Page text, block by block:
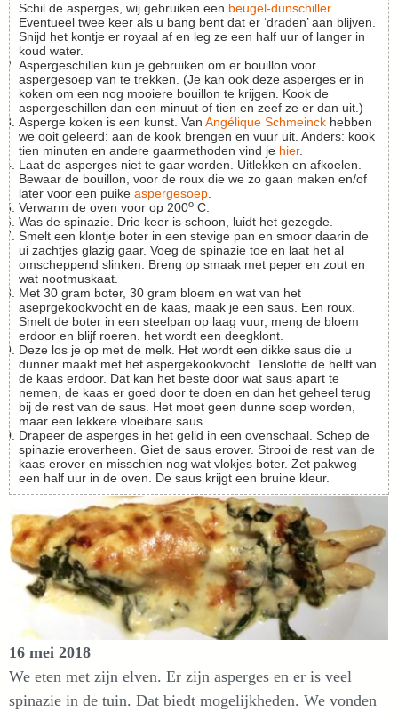
Schil de asperges, wij gebruiken een beugel-dunschiller.
Eventueel twee keer als u bang bent dat er ‘draden’ aan blijven.
Snijd het kontje er royaal af en leg ze een half uur of langer in
koud water.
Aspergeschillen kun je gebruiken om er bouillon voor
aspergesoep van te trekken. (Je kan ook deze asperges er in
koken om een nog mooiere bouillon te krijgen. Kook de
aspergeschillen dan een minuut of tien en zeef ze er dan uit.)
Asperge koken is een kunst. Van Angélique Schmeinck hebben
we ooit geleerd: aan de kook brengen en vuur uit. Anders: kook
tien minuten en andere gaarmethoden vind je hier.
Laat de asperges niet te gaar worden. Uitlekken en afkoelen.
Bewaar de bouillon, voor de roux die we zo gaan maken en/of
later voor een puike aspergesoep.
Verwarm de oven voor op 200o C.
Was de spinazie. Drie keer is schoon, luidt het gezegde.
Smelt een klontje boter in een stevige pan en smoor daarin de
ui zachtjes glazig gaar. Voeg de spinazie toe en laat het al
omscheppend slinken. Breng op smaak met peper en zout en
wat nootmuskaat.
Met 30 gram boter, 30 gram bloem en wat van het
aseprgekookvocht en de kaas, maak je een saus. Een roux.
Smelt de boter in een steelpan op laag vuur, meng de bloem
erdoor en blijf roeren. het wordt een deegklont.
Deze los je op met de melk. Het wordt een dikke saus die u
dunner maakt met het aspergekookvocht. Tenslotte de helft van
de kaas erdoor. Dat kan het beste door wat saus apart te
nemen, de kaas er goed door te doen en dan het geheel terug
bij de rest van de saus. Het moet geen dunne soep worden,
maar een lekkere vloeibare saus.
Drapeer de asperges in het gelid in een ovenschaal. Schep de
spinazie eroverheen. Giet de saus erover. Strooi de rest van de
kaas erover en misschien nog wat vlokjes boter. Zet pakweg
een half uur in de oven. De saus krijgt een bruine kleur.
16 mei 2018
We eten met zijn elven. Er zijn asperges en er is veel
spinazie in de tuin. Dat biedt mogelijkheden. We vonden